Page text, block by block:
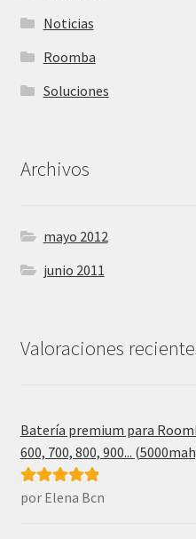
Noticias
Roomba
Soluciones
Archivos
mayo 2012
junio 2011
Valoraciones
Batería premium para
600, 700, 800, 900...
Valorado con
por Elena Bcn